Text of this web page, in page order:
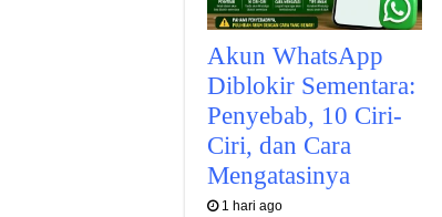
Akun WhatsApp
Diblokir Sementara:
Penyebab, 10 Ciri-
Ciri, dan Cara
Mengatasinya
1 hari ago